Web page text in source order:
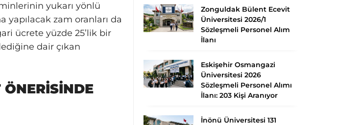
yukarı yönlü
zam oranları da
ücrete yüzde 25’lik bir
dair çıkan
Zonguldak Bülent Ecevit
Üniversitesi 2026/1
Sözleşmeli Personel Alım
İlanı
Eskişehir Osmangazi
Üniversitesi 2026
Sözleşmeli Personel Alımı
İlanı: 203 Kişi Aranıyor
İnönü Üniversitesi 131